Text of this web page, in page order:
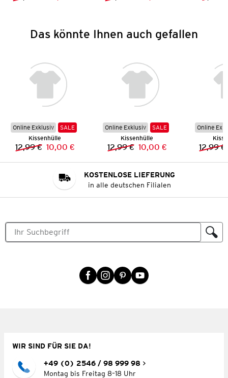
Das könnte Ihnen auch gefallen
Online Exklusiv
SALE
Kissenhülle
Vorheriger Preis:
12,99 € Neuer Preis:
10,00 €
Online Exklusiv
SALE
Kissenhülle
Vorheriger Preis:
12,99 € Neuer Preis:
10,00 €
Online
12,99 €
KOSTENLOSE LIEFERUNG
in alle deutschen Filialen
WIR SIND FÜR SIE DA!
+49 (0) 2546 / 98 999 98
Montag bis Freitag 8–18 Uhr